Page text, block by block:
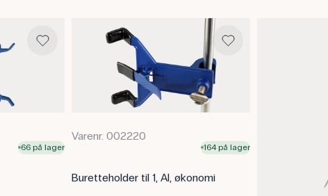
66 på lager
Varenr. 002220
164 på lager
Buretteholder til 1, Al, økonomi